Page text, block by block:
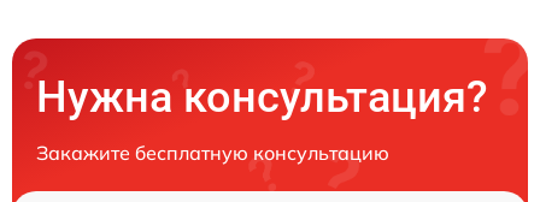
Нужна консультация?
Закажите бесплатную консультацию